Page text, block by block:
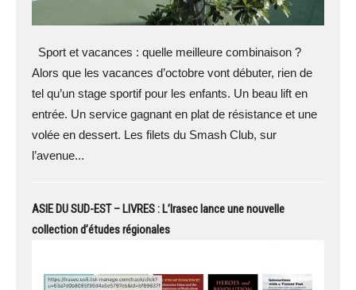
Sport et vacances : quelle meilleure combinaison ?
Alors que les vacances d’octobre vont débuter, rien de
tel qu’un stage sportif pour les enfants. Un beau lift en
entrée. Un service gagnant en plat de résistance et une
volée en dessert. Les filets du Smash Club, sur
l’avenue...
ASIE DU SUD-EST – LIVRES : L’Irasec lance une nouvelle
collection d’études régionales